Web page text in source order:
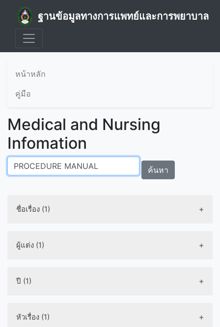
ฐานข้อมูลทางการแพทย์และการพยาบาล
หน้าหลัก
คู่มือ
Medical and Nursing
Infomation
ค้นหา
ชื่อเรื่อง (1)
ผู้แต่ง (1)
ปี (1)
หัวเรื่อง (1)